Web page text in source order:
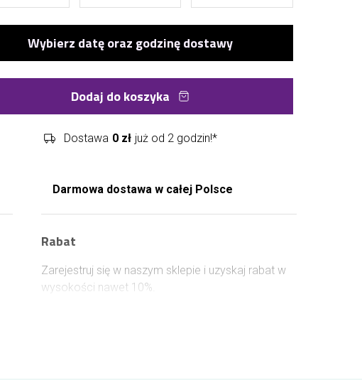
Dodaj do koszyka
Dostawa 0 zł już od 2 godzin!*
Darmowa dostawa w całej Polsce
Rabat
Zarejestruj się w naszym sklepie i uzyskaj rabat w
wysokości nawet 10%.